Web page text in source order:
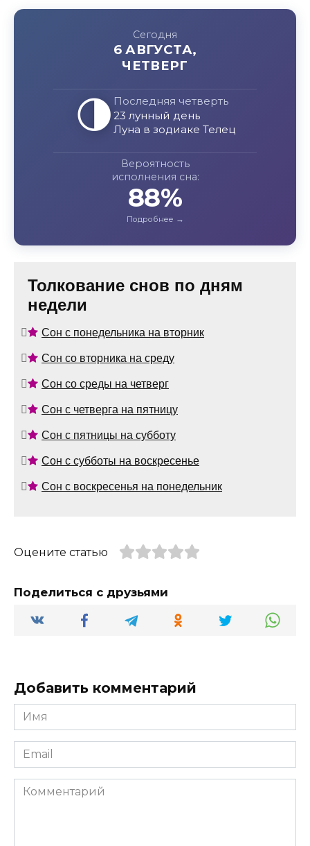
Сегодня
6 АВГУСТА,
ЧЕТВЕРГ
🌗 Последняя четверть
23 лунный день
Луна в зодиаке Телец
Вероятность
исполнения сна:
88%
Толкование снов по дням
недели
Сон с понедельника на вторник
Сон со вторника на среду
Сон со среды на четверг
Сон с четверга на пятницу
Сон с пятницы на субботу
Сон с субботы на воскресенье
Сон с воскресенья на понедельник
Оцените статью
Поделиться с друзьями
Добавить комментарий
Имя
*
Email
*
Комментарий